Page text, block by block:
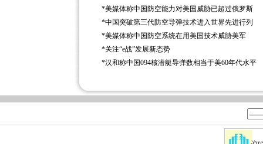
*美媒体称中国防空能力对美国威胁已超过俄罗斯
*中国突破第三代防空导弹技术进入世界先进行列
*美媒体称中国防空系统在用美国技术威胁美军
*关注“e战”发展新态势
*汉和称中国094核潜艇导弹数相当于美60年代水平